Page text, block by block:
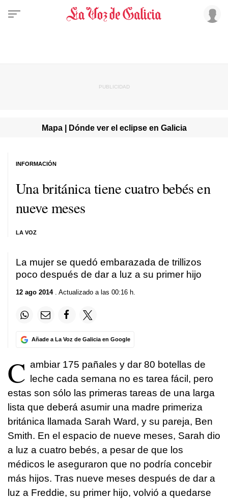
Mapa | Dónde ver el eclipse en Galicia
Una británica tiene cuatro bebés en
nueve meses
LA VOZ
INFORMACIÓN
La mujer se quedó embarazada de trillizos
poco después de dar a luz a su primer hijo
12 ago 2014. Actualizado a las 00:16 h.
Añade a La Voz de Galicia en Google
C ambiar 175 pañales y dar 80 botellas de
leche cada semana no es tarea fácil, pero
estas son sólo las primeras tareas de una larga
lista que deberá asumir una madre primeriza
británica llamada Sarah Ward, y su pareja, Ben
Smith. En el espacio de nueve meses, Sarah dio
a luz a cuatro bebés, a pesar de que los
médicos le aseguraron que no podría concebir
más hijos. Tras nueve meses después de dar a
luz a Freddie, su primer hijo, volvió a quedarse